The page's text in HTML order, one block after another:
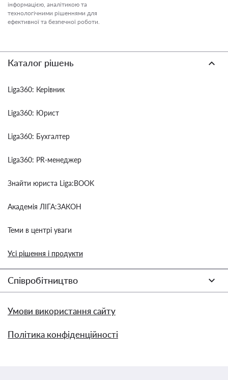
інформацією, аналітикою та
технологічними рішеннями для
ефективної та безпечної роботи.
Каталог рішень
Liga360: Керівник
Liga360: Юрист
Liga360: Бухгалтер
Liga360: PR-менеджер
Знайти юриста Liga:BOOK
Академія ЛІГА:ЗАКОН
Теми в центрі уваги
Усі рішення і продукти
Співробітництво
Умови використання сайту
Політика конфіденційності